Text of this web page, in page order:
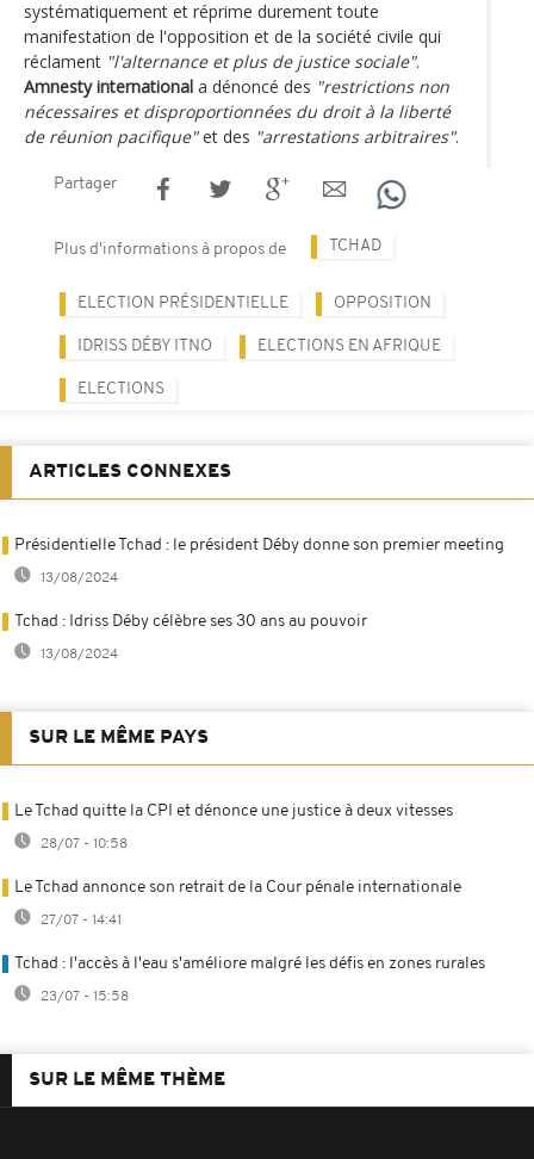
systématiquement et réprime durement toute
manifestation de l'opposition et de la société civile qui
réclament "l'alternance et plus de justice sociale".
Amnesty international a dénoncé des "restrictions non
nécessaires et disproportionnées du droit à la liberté
de réunion pacifique"et des "arrestations arbitraires".
Partager
Plus d'informations à propos de TCHAD
ELECTION PRÉSIDENTIELLE OPPOSITION
IDRISS DÉBY ITNO ELECTIONS EN AFRIQUE
ELECTIONS
ARTICLES CONNEXES
Présidentielle Tchad : le président Déby donne son premier meeting
13/08/2024
Tchad : Idriss Déby célèbre ses 30 ans au pouvoir
13/08/2024
SUR LE MÊME PAYS
Le Tchad quitte la CPI et dénonce une justice à deux vitesses
28/07 - 10:58
Le Tchad annonce son retrait de la Cour pénale internationale
27/07 - 14:41
Tchad : l'accès à l'eau s'améliore malgré les défis en zones rurales
23/07 - 15:58
SUR LE MÊME THÈME